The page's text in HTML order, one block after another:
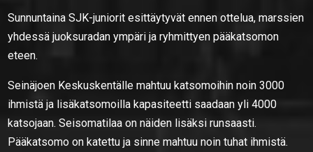
Sunnuntaina SJK-juniorit esittäytyvät ennen ottelua, marssien
yhdessä juoksuradan ympäri ja ryhmittyen pääkatsomon
eteen.
Seinäjoen Keskuskentälle mahtuu katsomoihin noin 3000
ihmistä ja lisäkatsomoilla kapasiteetti saadaan yli 4000
katsojaan. Seisomatilaa on näiden lisäksi runsaasti.
Pääkatsomo on katettu ja sinne mahtuu noin tuhat ihmistä.